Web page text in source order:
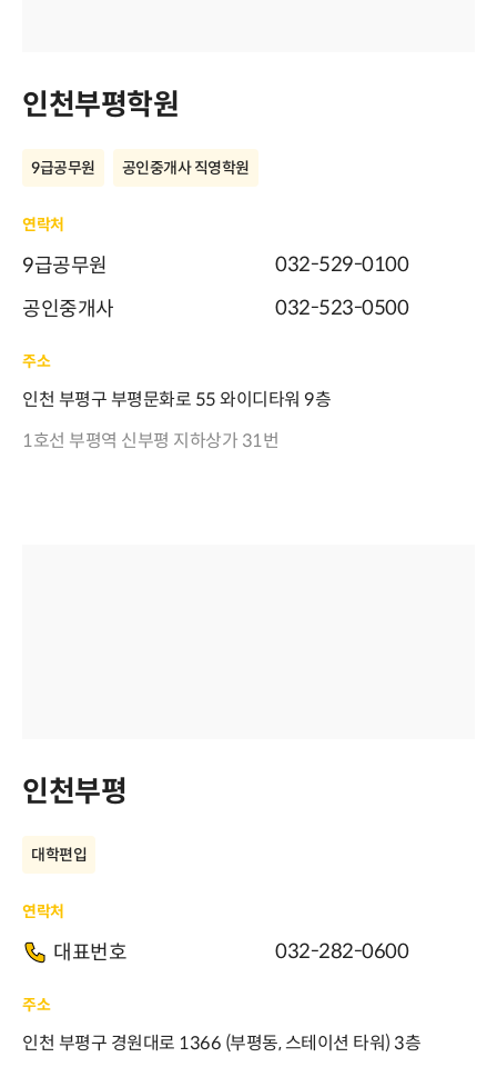
인천부평학원
9급공무원 공인중개사 직영학원
연락처
9급공무원
032-529-0100
공인중개사
032-523-0500
주소
인천 부평구 부평문화로 55 와이디타워 9층
1호선 부평역 신부평 지하상가 31번
인천부평
대학편입
연락처
대표번호 032-282-0600
주소
인천 부평구 경원대로 1366 (부평동, 스테이션 타워) 3층